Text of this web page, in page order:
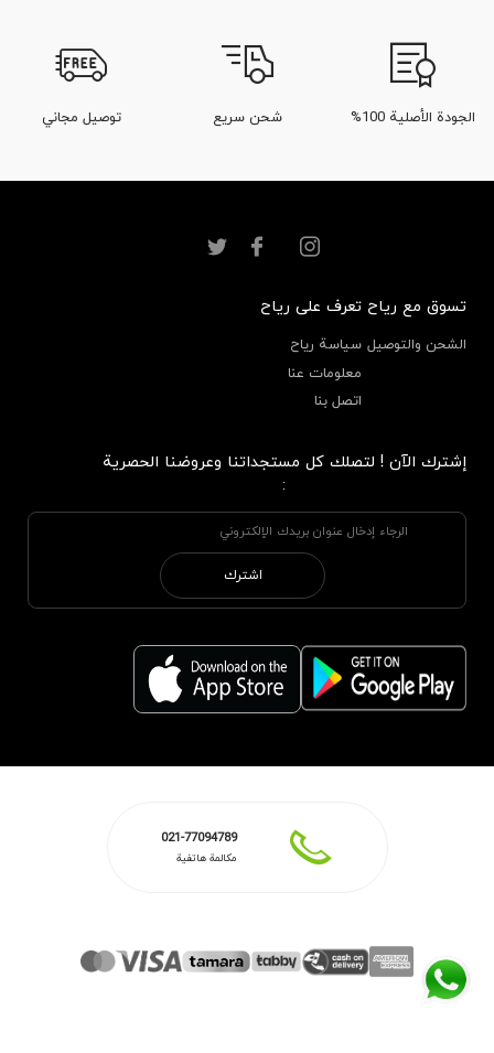
الجودة الأصلية 100% شحن سريع توصيل مجاني
تسوق مع رياح
الشحن والتوصيل
تعرف على رياح
سياسة رياح
معلومات عنا
اتصل بنا
إشترك الآن ! لتصلك كل مستجداتنا وعروضنا الحصرية
:
اشترك
021-77094789
مكالمة هاتفية